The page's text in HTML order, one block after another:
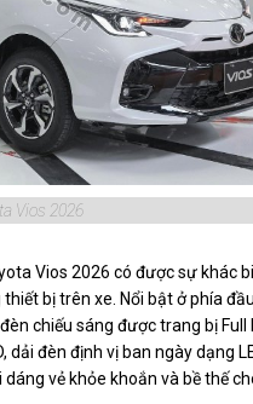
Vios 2026
Vios 2026 có được sự khác
bị trên xe. Nổi bật ở phía
chiếu sáng được trang bị Full
dải đèn định vị ban ngày dạng
vẻ khỏe khoắn và bề thế